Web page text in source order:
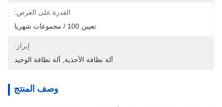
القدرة على العرض:
تعيين 100 / مجموعات شهريا
إبراز:
آلة نظافة الأحذية
آلة نظافة الوحيد
وصف المنتج